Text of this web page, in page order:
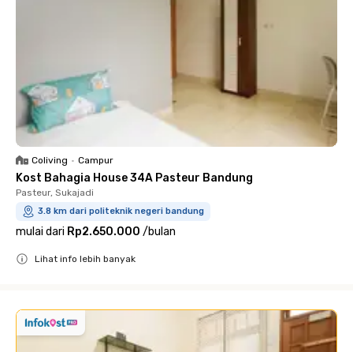
Coliving • Campur
Kost Bahagia House 34A Pasteur Bandung
Pasteur, Sukajadi
3.8 km dari politeknik negeri bandung
mulai dari Rp2.650.000 /bulan
Lihat info lebih banyak